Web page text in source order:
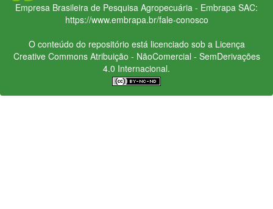
Empresa Brasileira de Pesquisa Agropecuária - Embrapa SAC:
https://www.embrapa.br/fale-conosco
O conteúdo do repositório está licenciado sob a Licença
Creative CommonsAtribuição - NãoComercial - SemDerivações
4.0 Internacional.